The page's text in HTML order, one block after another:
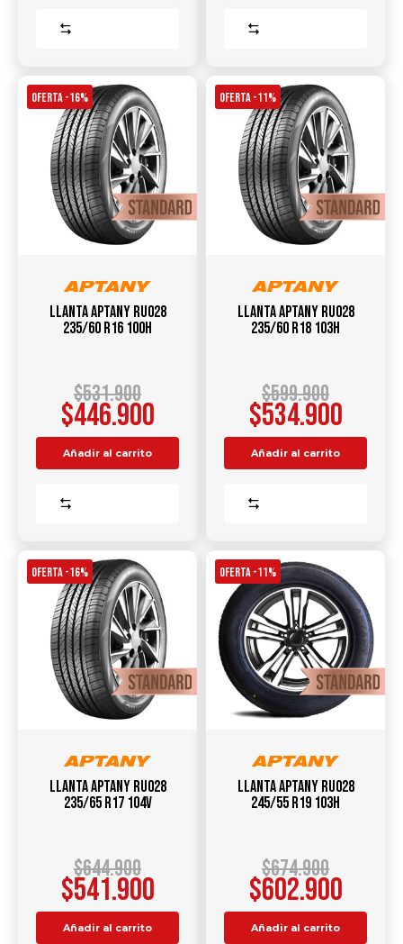
OFERTA -16%
Llanta APTANY RU028
235/60 R16 100H
$531.900
$446.900
Añadir al carrito
OFERTA -11%
Llanta APTANY RU028
235/60 R18 103H
$599.900
$534.900
Añadir al carrito
OFERTA -16%
Llanta APTANY RU028
235/65 R17 104V
$644.900
$541.900
Añadir al carrito
OFERTA -11%
Llanta APTANY RU028
245/55 R19 103H
$674.900
$602.900
Añadir al carrito